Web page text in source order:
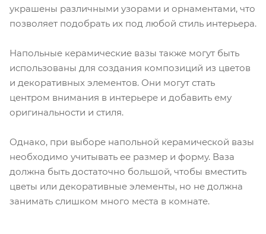
украшены различными узорами и орнаментами, что
позволяет подобрать их под любой стиль интерьера.
Напольные керамические вазы также могут быть
использованы для создания композиций из цветов
и декоративных элементов. Они могут стать
центром внимания в интерьере и добавить ему
оригинальности и стиля.
Однако, при выборе напольной керамической вазы
необходимо учитывать ее размер и форму. Ваза
должна быть достаточно большой, чтобы вместить
цветы или декоративные элементы, но не должна
занимать слишком много места в комнате.